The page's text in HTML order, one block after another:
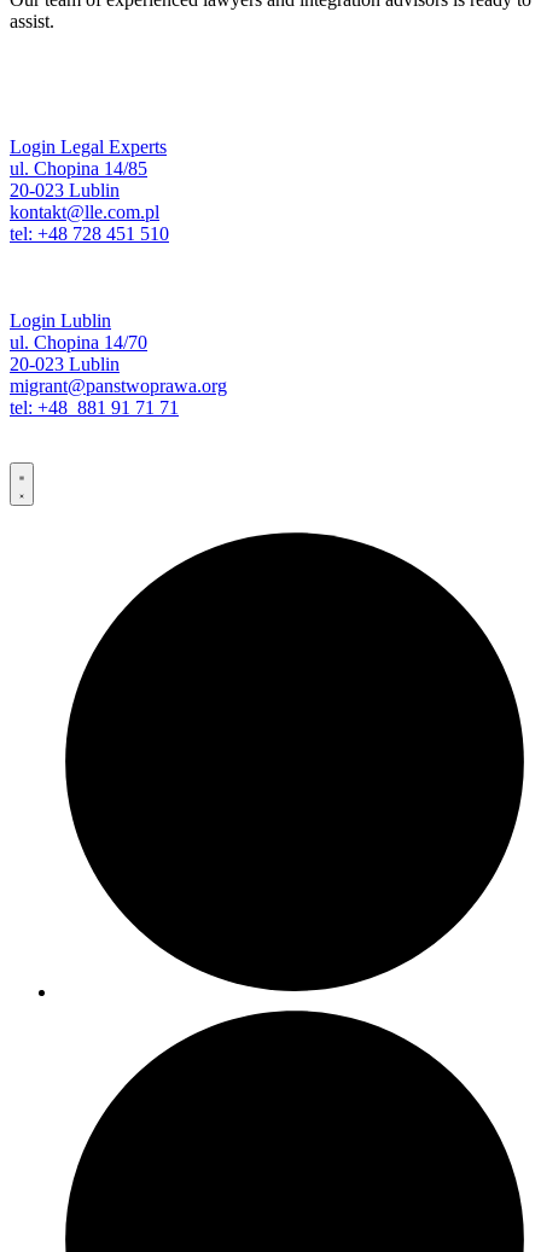
assist.
Login Legal Experts
ul. Chopina 14/85
20-023 Lublin
kontakt@lle.com.pl
tel: +48 728 451 510
Login Lublin
ul. Chopina 14/70
20-023 Lublin
migrant@panstwoprawa.org
tel: +48 881 91 71 71